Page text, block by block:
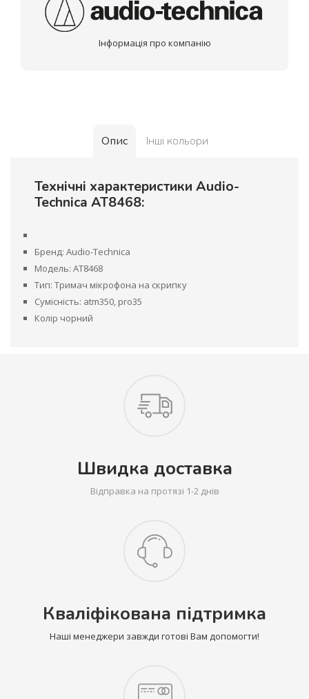
Інформація про компанію
Опис Інші кольори
Технічні характеристики Audio-
Technica AT8468:
Бренд: Audio-Technica
Модель: AT8468
Тип: Тримач мікрофона на скрипку
Сумісність: atm350, pro35
Колір чорний
Швидка доставка
Відправка на протязі 1-2 днів
Кваліфікована підтримка
Наші менеджери завжди готові Вам допомогти!